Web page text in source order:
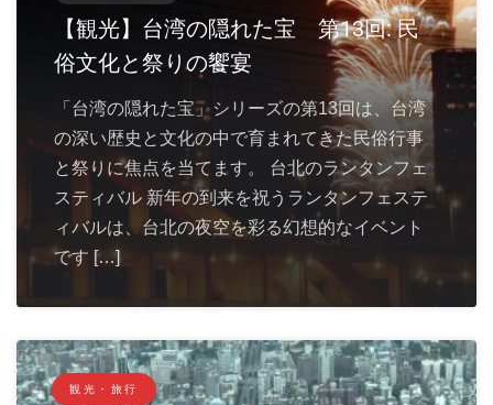
【観光】台湾の隠れた宝 第13回: 民
俗文化と祭りの饗宴
「台湾の隠れた宝」シリーズの第13回は、台湾
の深い歴史と文化の中で育まれてきた民俗行事
と祭りに焦点を当てます。 台北のランタンフェ
スティバル 新年の到来を祝うランタンフェステ
ィバルは、台北の夜空を彩る幻想的なイベント
です […]
観光・旅行